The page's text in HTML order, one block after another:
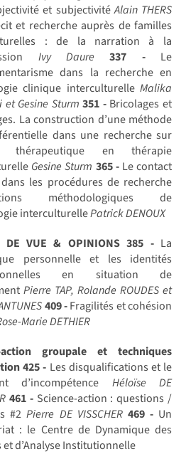
et subjectivitéAlain THERS
et recherche auprès de familles
: de la narration à la
Ivy Daure 337 -Le
dans la recherche en
clinique interculturelle Malika
et Gesine Sturm 351 -Bricolages et
La construction d’une méthode
dans une recherche sur
thérapeutique en thérapie
Gesine Sturm 365 -Le contact
les procédures de recherche
méthodologiques de
interculturellePatrick DENOUX
DE VUE & OPINIONS 385 -La
personnelle et les identités
en situation de
Pierre TAP, Rolande ROUDES et
409 -Fragilités et cohésion
Marie DETHIER
action groupale et techniques
425 - Les disqualifications et le
d’incompétence Héloïse DE
461 -Science-action : questions /
#2Pierre DE VISSCHER 469 -Un
: le Centre de Dynamique des
et d’Analyse Institutionnelle